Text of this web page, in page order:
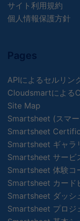
サイト利用規約
個人情報保護方針
Pages
APIによるセルリン
Cloudsmartによる
Site Map
Smartsheet (スマ
Smartsheet
Smartsheet ギャラ
Smartsheet サービ
Smartsheet 体験コ
Smartsheet カード
Smartsheet ダッシ
Smartsheet プロジ